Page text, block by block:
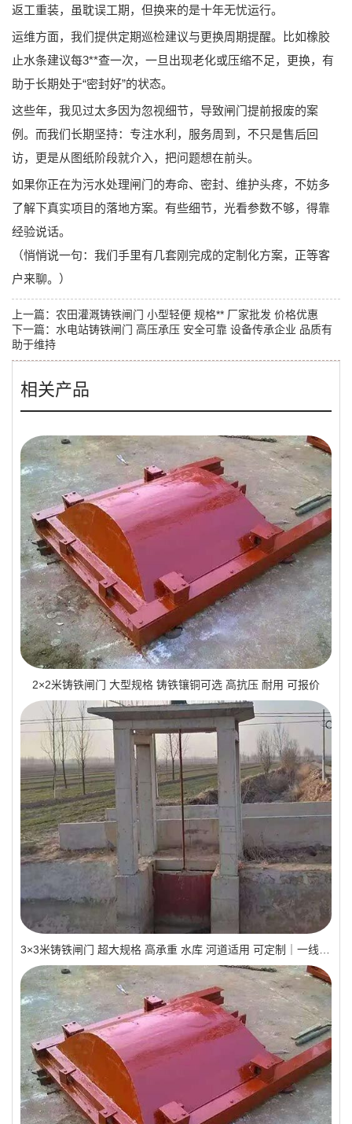
返工重装，虽耽误工期，但换来的是十年无忧运行。
运维方面，我们提供定期巡检建议与更换周期提醒。比如橡胶
止水条建议每3**查一次，一旦出现老化或压缩不足，更换，有
助于长期处于“密封好”的状态。
这些年，我见过太多因为忽视细节，导致闸门提前报废的案
例。而我们长期坚持： 专注水利，服务周到 ，不只是售后回
访，更是从图纸阶段就介入，把问题想在前头。
如果你正在为污水处理闸门的寿命、密封、维护头疼，不妨多
了解下真实项目的落地方案。有些细节，光看参数不够，得靠
经验说话。
（悄悄说一句：我们手里有几套刚完成的定制化方案，正等客
户来聊。）
上一篇： 农田灌溉铸铁闸门 小型轻便 规格** 厂家批发 价格优惠
下一篇： 水电站铸铁闸门 高压承压 安全可靠 设备传承企业 品质有
助于维持
相关产品
2×2米铸铁闸门 大型规格 铸铁镶铜可选 高抗压 耐用 可报价